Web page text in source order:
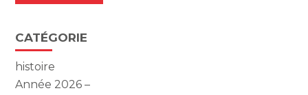
CATÉGORIE
histoire
Année 2026 –